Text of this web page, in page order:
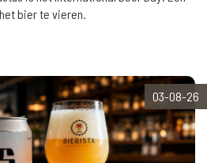
bier te vieren.
03-08-26